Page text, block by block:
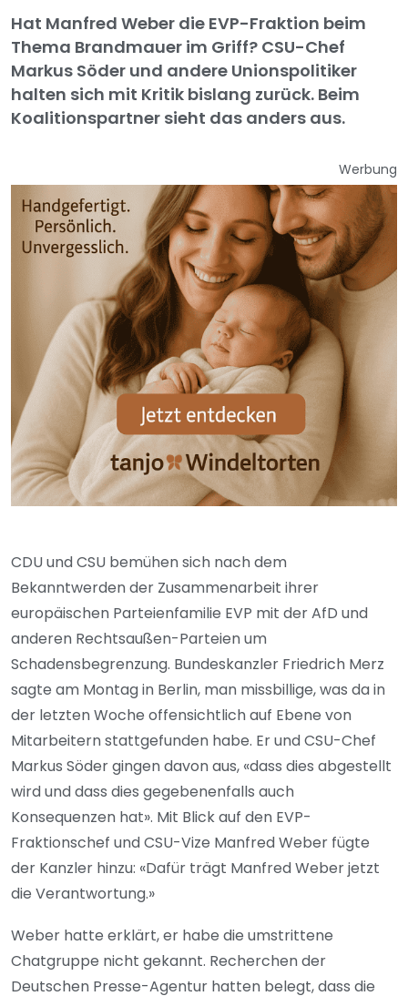
Hat Manfred Weber die EVP-Fraktion beim
Thema Brandmauer im Griff? CSU-Chef
Markus Söder und andere Unionspolitiker
halten sich mit Kritik bislang zurück. Beim
Koalitionspartner sieht das anders aus.
Werbung
CDU und CSU bemühen sich nach dem
Bekanntwerden der Zusammenarbeit ihrer
europäischen Parteienfamilie EVP mit der AfD und
anderen Rechtsaußen-Parteien um
Schadensbegrenzung. Bundeskanzler Friedrich Merz
sagte am Montag in Berlin, man missbillige, was da in
der letzten Woche offensichtlich auf Ebene von
Mitarbeitern stattgefunden habe. Er und CSU-Chef
Markus Söder gingen davon aus, «dass dies abgestellt
wird und dass dies gegebenenfalls auch
Konsequenzen hat». Mit Blick auf den EVP-
Fraktionschef und CSU-Vize Manfred Weber fügte
der Kanzler hinzu: «Dafür trägt Manfred Weber jetzt
die Verantwortung.»
Weber hatte erklärt, er habe die umstrittene
Chatgruppe nicht gekannt. Recherchen der
Deutschen Presse-Agentur hatten belegt, dass die